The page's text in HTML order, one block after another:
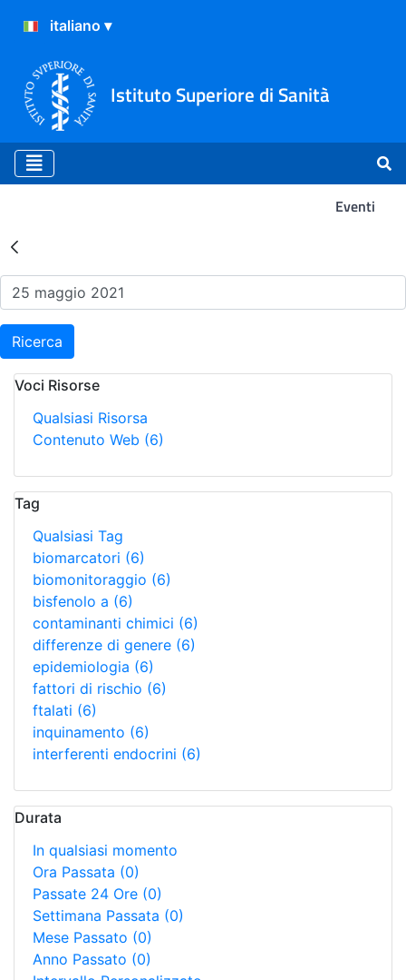
Istituto Superiore di Sanità
Eventi
Risultati della Ricerca -
Ricerca
Voci Risorse
Qualsiasi Risorsa
Contenuto Web (6)
Tag
Qualsiasi Tag
biomarcatori (6)
biomonitoraggio (6)
bisfenolo a (6)
contaminanti chimici (6)
differenze di genere (6)
epidemiologia (6)
fattori di rischio (6)
ftalati (6)
inquinamento (6)
interferenti endocrini (6)
Durata
In qualsiasi momento
Ora Passata (0)
Passate 24 Ore (0)
Settimana Passata (0)
Mese Passato (0)
Anno Passato (0)